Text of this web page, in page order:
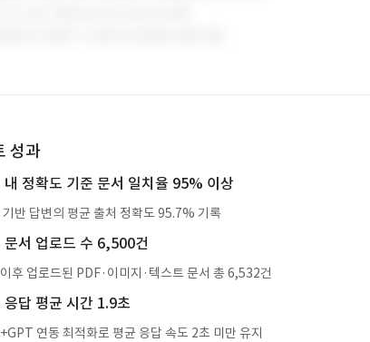
성과
내 정확도 기준 문서 일치율 95% 이상
기반 답변의 평균 출처 정확도 95.7% 기록
문서 업로드 수 6,500건
후 업로드된 PDF·이미지·텍스트 문서 총 6,532건
응답 평균 시간 1.9초
연동 최적화로 평균 응답 속도 2초 미만 유지